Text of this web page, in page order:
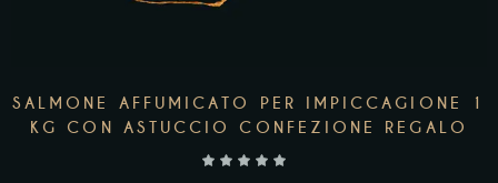
SALMONE AFFUMICATO PER IMPICCAGIONE 1
KG CON ASTUCCIO CONFEZIONE REGALO